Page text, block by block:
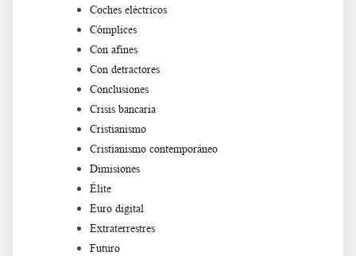
Coches eléctricos
Cómplices
Con afines
Con detractores
Conclusiones
Crisis bancaria
Cristianismo
Cristianismo contemporáneo
Dimisiones
Élite
Euro digital
Extraterrestres
Futuro